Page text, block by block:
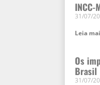
31/07/
Leia
Os
Brasil
31/07/